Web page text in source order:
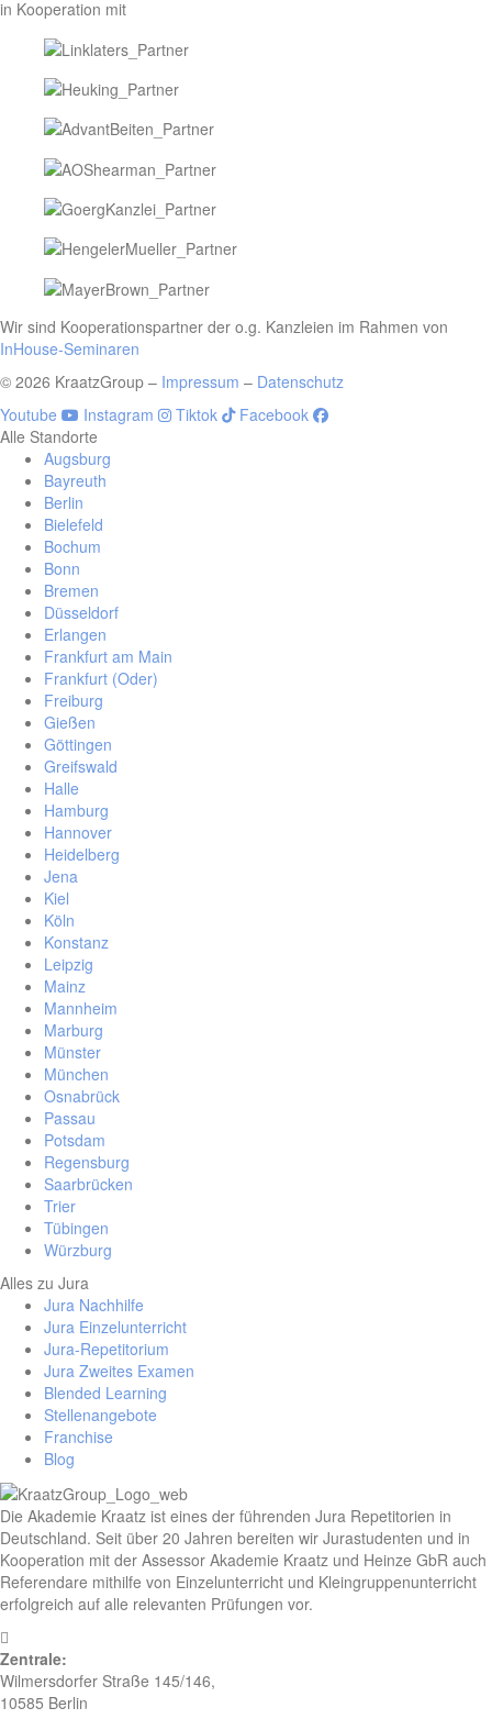
in Kooperation mit
Wir sind Kooperationspartner der o.g. Kanzleien im Rahmen von
InHouse-Seminaren
© 2026 KraatzGroup – Impressum – Datenschutz
Youtube
Instagram Tiktok
Facebook
Alle Standorte
Augsburg
Bayreuth
Berlin
Bielefeld
Bochum
Bonn
Bremen
Düsseldorf
Erlangen
Frankfurt am Main
Frankfurt (Oder)
Freiburg
Gießen
Göttingen
Greifswald
Halle
Hamburg
Hannover
Heidelberg
Jena
Kiel
Köln
Konstanz
Leipzig
Mainz
Mannheim
Marburg
Münster
München
Osnabrück
Passau
Potsdam
Regensburg
Saarbrücken
Trier
Tübingen
Würzburg
Alles zu Jura
Jura Nachhilfe
Jura Einzelunterricht
Jura-Repetitorium
Jura Zweites Examen
Blended Learning
Stellenangebote
Franchise
Blog
Die Akademie Kraatz ist eines der führenden Jura Repetitorien in
Deutschland. Seit über 20 Jahren bereiten wir Jurastudenten und in
Kooperation mit der Assessor Akademie Kraatz und Heinze GbR auch
Referendare mithilfe von Einzelunterricht und Kleingruppenunterricht
erfolgreich auf alle relevanten Prüfungen vor.
Zentrale:
Wilmersdorfer Straße 145/146,
10585 Berlin